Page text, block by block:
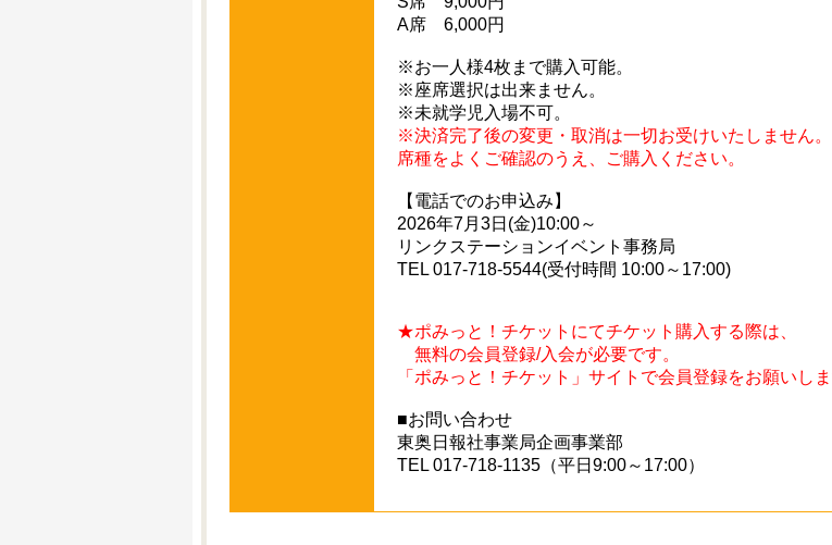
A席 6,000円
※お一人様4枚まで購入可能。
※座席選択は出来ません。
※未就学児入場不可。
※決済完了後の変更・取消は一切お受けいたしません。
席種をよくご確認のうえ、ご購入ください。
【電話でのお申込み】
2026年7月3日(金)10:00～
リンクステーションイベント事務局
TEL 017-718-5544(受付時間 10:00～17:00)
★ポみっと！チケットにてチケット購入する際は、
無料の会員登録/入会が必要です。
「ポみっと！チケット」サイトで会員登録をお願いしま
■お問い合わせ
東奥日報社事業局企画事業部
TEL 017-718-1135（平日9:00～17:00）